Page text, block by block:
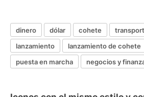
dinero dólar cohete
lanzamiento
lanzamiento de cohete
puesta en marcha
negocios y